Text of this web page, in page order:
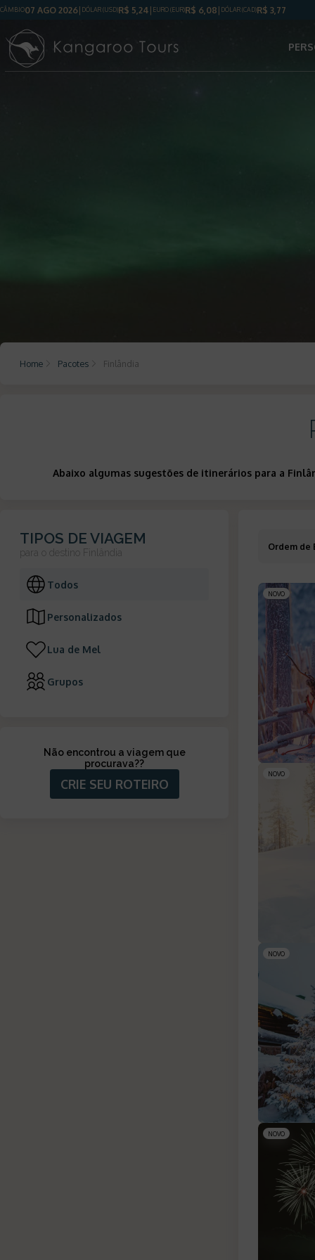
CÂMBIO07 AGO 2026 DÓLAR(USD)R$ 5,24 EURO (EUR)R$ 6,08 DÓLAR(CAD)R$ 3,77
Home Pacotes Finlândia
Abaixo algumas sugestões de itinerários para a
TIPOS DE VIAGEM
para o destino Finlândia
Todos
Personalizados
Lua de Mel
Grupos
Não encontrou a viagem que
procurava??
CRIE SEU ROTEIRO
Ordem de
NOVO
NOVO
NOVO
NOVO